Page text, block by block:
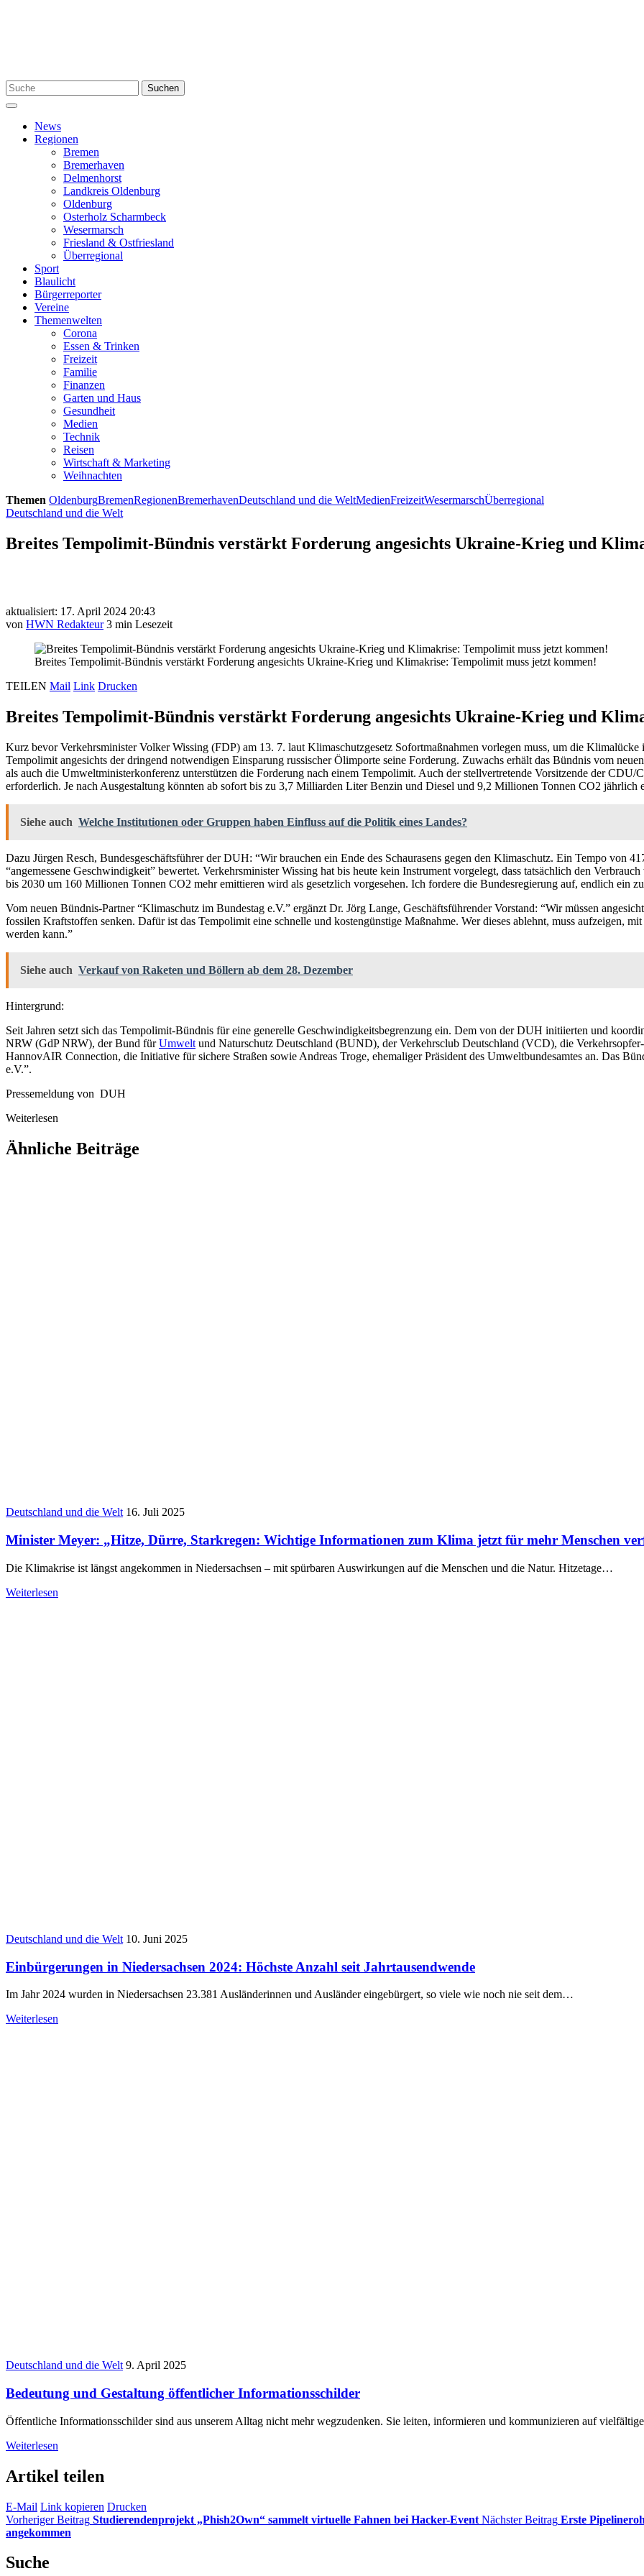
Suchen
nach:
Suchen
Menü
News
Regionen
Bremen
Bremerhaven
Delmenhorst
Landkreis Oldenburg
Oldenburg
Osterholz Scharmbeck
Wesermarsch
Friesland & Ostfriesland
Überregional
Sport
Blaulicht
Bürgerreporter
Vereine
Themenwelten
Corona
Essen & Trinken
Freizeit
Familie
Finanzen
Garten und Haus
Gesundheit
Medien
Technik
Reisen
Wirtschaft & Marketing
Weihnachten
Themen OldenburgBremenRegionenBremerhavenDeutschland und die WeltMedienFreizeitWesermarschÜberregional
Deutschland und die Welt
Breites Tempolimit-Bündnis verstärkt Forderung angesichts Ukraine-Krieg und
aktualisiert: 17. April 2024 20:43
von HWN Redakteur 3 min Lesezeit
Breites Tempolimit-Bündnis verstärkt Forderung angesichts Ukraine-Krieg und Klimakrise: Tempolimit muss jetzt kommen!
TEILEN Mail Link Drucken
Breites Tempolimit-Bündnis verstärkt Forderung angesichts Ukraine-Krieg und
Kurz bevor Verkehrsminister Volker Wissing (FDP) am 13. 7. laut Klimaschutzgesetz Sofortmaßnahmen vorlegen muss, um die
Tempolimit angesichts der dringend notwendigen Einsparung russischer Ölimporte seine Forderung. Zuwachs erhält das Bündnis vom
als auch die Umweltministerkonferenz unterstützen die Forderung nach einem Tempolimit. Auch der stellvertretende Vorsitzende der CDU/
erforderlich. Je nach Ausgestaltung könnten ab sofort bis zu 3,7 Milliarden Liter Benzin und Diesel und 9,2 Millionen Tonnen CO2 jährlich
Siehe auch Welche Institutionen oder Gruppen haben Einfluss auf die Politik eines Landes?
Dazu Jürgen Resch, Bundesgeschäftsführer der DUH: “Wir brauchen ein Ende des Schaurasens gegen den Klimaschutz. Ein Tempo von
“angemessene Geschwindigkeit” bewertet. Verkehrsminister Wissing hat bis heute kein Instrument vorgelegt, dass tatsächlich den
bis 2030 um 160 Millionen Tonnen CO2 mehr emittieren wird als gesetzlich vorgesehen. Ich fordere die Bundesregierung auf, endlich ein
Vom neuen Bündnis-Partner “Klimaschutz im Bundestag e.V.” ergänzt Dr. Jörg Lange, Geschäftsführender Vorstand: “Wir müssen
fossilen Kraftstoffen senken. Dafür ist das Tempolimit eine schnelle und kostengünstige Maßnahme. Wer dieses ablehnt, muss aufzeigen,
werden kann.”
Siehe auch Verkauf von Raketen und Böllern ab dem 28. Dezember
Hintergrund:
Seit Jahren setzt sich das Tempolimit-Bündnis für eine generelle Geschwindigkeitsbegrenzung ein. Dem von der DUH initiierten und
NRW (GdP NRW), der Bund fürUmwelt und Naturschutz Deutschland (BUND), der Verkehrsclub Deutschland (VCD), die
HannovAIR Connection, die Initiative für sichere Straßen sowie Andreas Troge, ehemaliger Präsident des Umweltbundesamtes an. Das
e.V.”.
Pressemeldung von DUH
Weiterlesen
Ähnliche Beiträge
Deutschland und die Welt 16. Juli 2025
Minister Meyer: „Hitze, Dürre, Starkregen: Wichtige Informationen zum Klima jetzt für mehr Menschen
Die Klimakrise ist längst angekommen in Niedersachsen – mit spürbaren Auswirkungen auf die Menschen und die Natur. Hitzetage…
Weiterlesen
Deutschland und die Welt 10. Juni 2025
Einbürgerungen in Niedersachsen 2024: Höchste Anzahl seit Jahrtausendwende
Im Jahr 2024 wurden in Niedersachsen 23.381 Ausländerinnen und Ausländer eingebürgert, so viele wie noch nie seit dem…
Weiterlesen
Deutschland und die Welt 9. April 2025
Bedeutung und Gestaltung öffentlicher Informationsschilder
Öffentliche Informationsschilder sind aus unserem Alltag nicht mehr wegzudenken. Sie leiten, informieren und kommunizieren auf
Weiterlesen
Artikel teilen
E-Mail Link kopieren Drucken
Vorheriger Beitrag Studierendenprojekt „Phish2Own“ sammelt virtuelle Fahnen bei Hacker-Event Nächster Beitrag Erste
angekommen
Suche